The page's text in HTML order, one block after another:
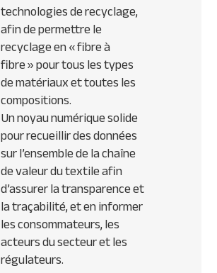
technologies de recyclage,
afin de permettre le
recyclage en « fibre à
fibre » pour tous les types
de matériaux et toutes les
compositions.
Un noyau numérique solide
pour recueillir des données
sur l’ensemble de la chaîne
de valeur du textile afin
d’assurer la transparence et
la traçabilité, et en informer
les consommateurs, les
acteurs du secteur et les
régulateurs.